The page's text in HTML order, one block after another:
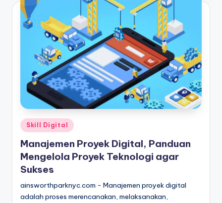
Posted
in
Skill Digital
Manajemen Proyek Digital, Panduan
Mengelola Proyek Teknologi agar
Sukses
ainsworthparknyc.com - Manajemen proyek digital
adalah proses merencanakan, melaksanakan,